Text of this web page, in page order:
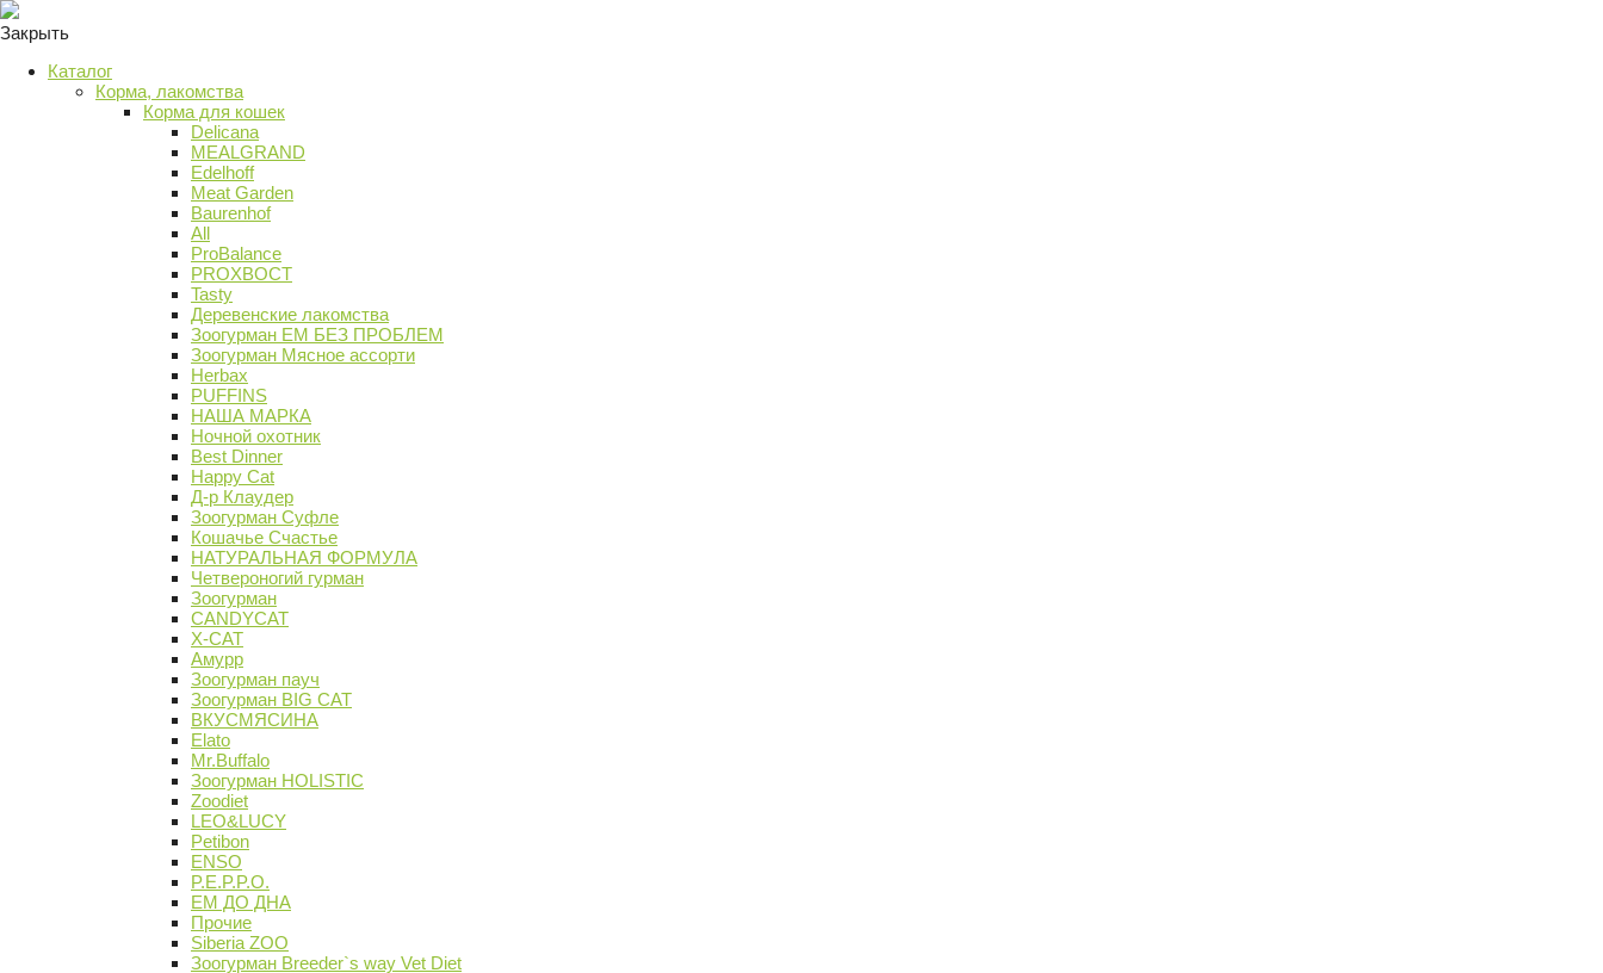
Закрыть
Каталог
Корма, лакомства
Корма для кошек
Delicana
MEALGRAND
Edelhoff
Meat Garden
Baurenhof
All
ProBalance
PROХВОСТ
Tasty
Деревенские лакомства
Зоогурман ЕМ БЕЗ ПРОБЛЕМ
Зоогурман Мясное ассорти
Herbax
PUFFINS
НАША МАРКА
Ночной охотник
Best Dinner
Happy Cat
Д-р Клаудер
Зоогурман Суфле
Кошачье Счастье
НАТУРАЛЬНАЯ ФОРМУЛА
Четвероногий гурман
Зоогурман
CANDYCAT
X-CAT
Амурр
Зоогурман пауч
Зоогурман BIG CAT
ВКУСМЯСИНА
Elato
Mr.Buffalo
Зоогурман HOLISTIC
Zoodiet
LEO&LUCY
Petibon
ENSO
P.E.P.P.O.
ЕМ ДО ДНА
Прочие
Siberia ZOO
Зоогурман Breeder`s way Vet Diet